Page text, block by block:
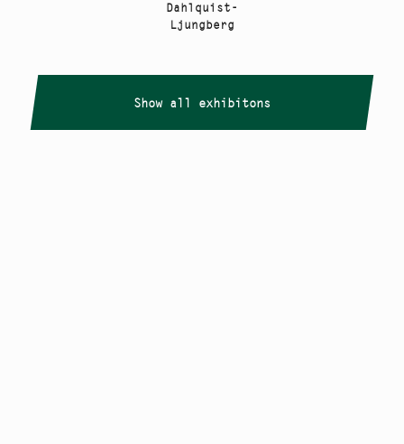
Dahlquist-
Ljungberg
Show all exhibitons